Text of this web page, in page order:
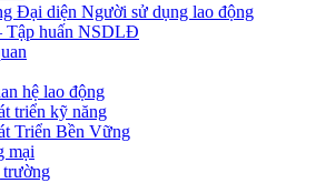
Đại diện Người sử dụng lao động
Tập huấn NSDLĐ
hệ lao động
triển kỹ năng
Triển Bền Vững
mại